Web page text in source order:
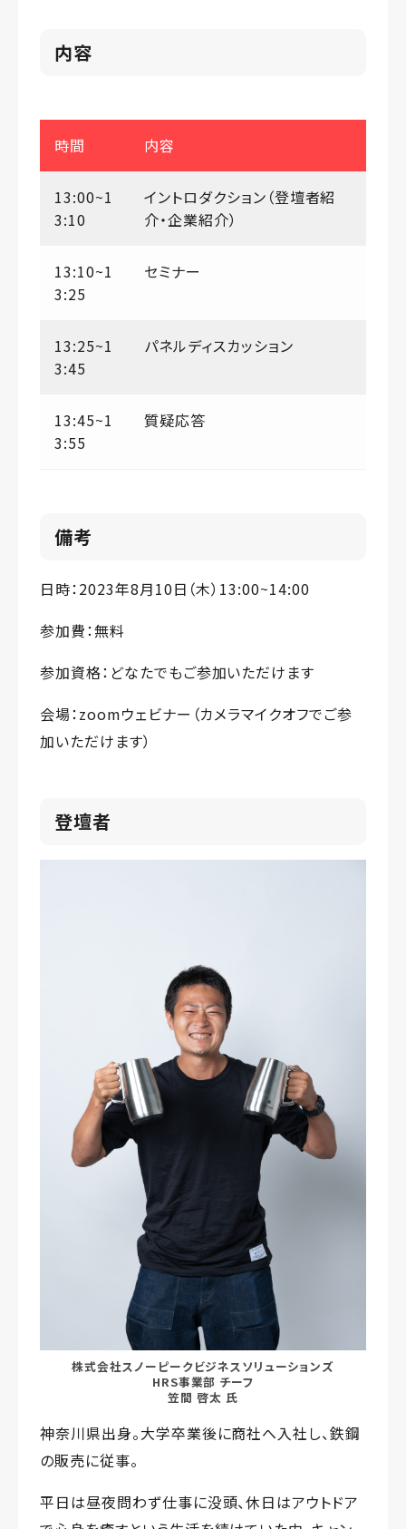
内容
時間 内容
13:00~1
3:10
イントロダクション（登壇者紹
介・企業紹介）
13:10~1
3:25
セミナー
13:25~1
3:45
パネルディスカッション
13:45~1
3:55
質疑応答
備考
日時：2023年8月10日（木）13:00~14:00
参加費：無料
参加資格：どなたでもご参加いただけます
会場：zoomウェビナー（カメラマイクオフでご参
加いただけます）
登壇者
株式会社スノーピークビジネスソリューションズ
HRS事業部 チーフ
笠間 啓太 氏
神奈川県出身。大学卒業後に商社へ入社し、鉄鋼
の販売に従事。
平日は昼夜問わず仕事に没頭、休日はアウトドア